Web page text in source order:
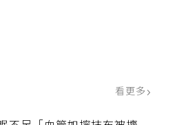
看更多